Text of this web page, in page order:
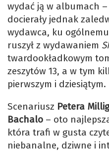
wydać ją w albumach
docierały jednak
wydawca, ku
ruszył z wydawaniem
twardookładkowym
zeszytów 13, a w tym
pierwszym i dziesiątym.
Scenariusz Petera
Bachalo – oto
która trafi w gusta
niebanalne, dziwne i